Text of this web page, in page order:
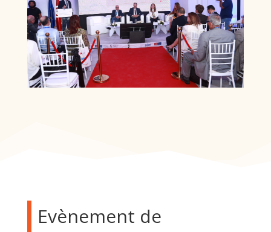
Evènement de